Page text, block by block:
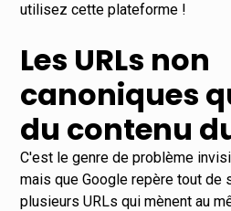
utilisez cette plateforme !
Les URLs non
canoniques
du contenu
C'est le genre de problème
mais que Google repère tout de
plusieurs URLs qui mènent au